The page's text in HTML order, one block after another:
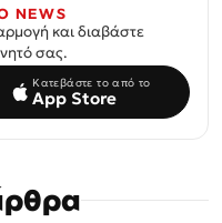
NEWS
και διαβάστε
σας.
Κατεβάστε το από το
App Store